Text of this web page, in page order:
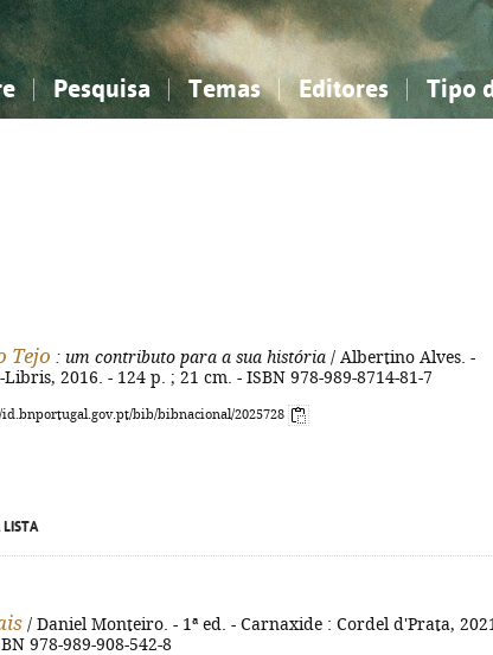
Pesquisa Temas
sociais...
Editores Tipo
sociais...
Tejo : um contributo para a sua história / Albertino Alves. -
2016. - 124 p. ; 21 cm. - ISBN 978-989-8714-81-7
bib/bibnacional/2025728
/ Daniel Monteiro. - 1ª ed. - Carnaxide : Cordel d'Prata,
978-989-908-542-8